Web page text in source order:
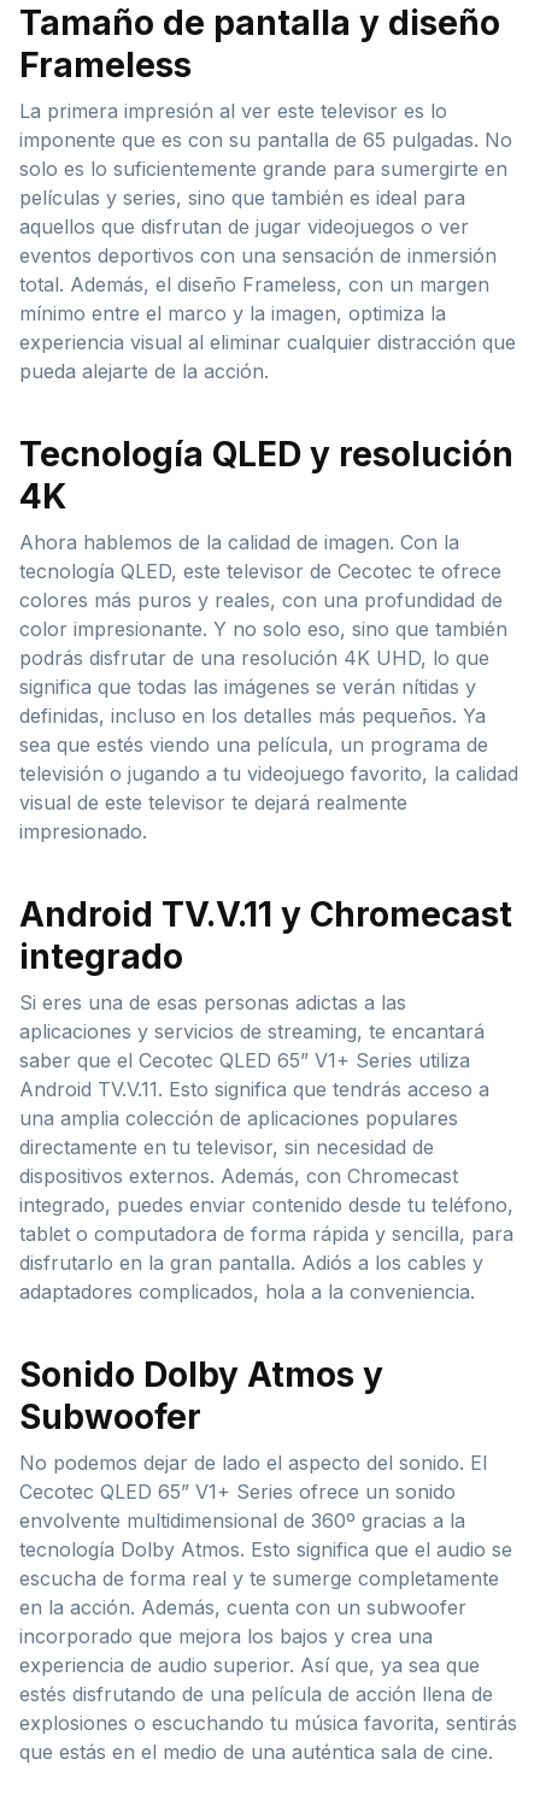
Tamaño de pantalla y diseño
Frameless
La primera impresión al ver este televisor es lo
imponente que es con su pantalla de 65 pulgadas. No
solo es lo suficientemente grande para sumergirte en
películas y series, sino que también es ideal para
aquellos que disfrutan de jugar videojuegos o ver
eventos deportivos con una sensación de inmersión
total. Además, el diseño Frameless, con un margen
mínimo entre el marco y la imagen, optimiza la
experiencia visual al eliminar cualquier distracción que
pueda alejarte de la acción.
Tecnología QLED y resolución
4K
Ahora hablemos de la calidad de imagen. Con la
tecnología QLED, este televisor de Cecotec te ofrece
colores más puros y reales, con una profundidad de
color impresionante. Y no solo eso, sino que también
podrás disfrutar de una resolución 4K UHD, lo que
significa que todas las imágenes se verán nítidas y
definidas, incluso en los detalles más pequeños. Ya
sea que estés viendo una película, un programa de
televisión o jugando a tu videojuego favorito, la calidad
visual de este televisor te dejará realmente
impresionado.
Android TV.V.11 y Chromecast
integrado
Si eres una de esas personas adictas a las
aplicaciones y servicios de streaming, te encantará
saber que el Cecotec QLED 65” V1+ Series utiliza
Android TV.V.11. Esto significa que tendrás acceso a
una amplia colección de aplicaciones populares
directamente en tu televisor, sin necesidad de
dispositivos externos. Además, con Chromecast
integrado, puedes enviar contenido desde tu teléfono,
tablet o computadora de forma rápida y sencilla, para
disfrutarlo en la gran pantalla. Adiós a los cables y
adaptadores complicados, hola a la conveniencia.
Sonido Dolby Atmos y
Subwoofer
No podemos dejar de lado el aspecto del sonido. El
Cecotec QLED 65” V1+ Series ofrece un sonido
envolvente multidimensional de 360º gracias a la
tecnología Dolby Atmos. Esto significa que el audio se
escucha de forma real y te sumerge completamente
en la acción. Además, cuenta con un subwoofer
incorporado que mejora los bajos y crea una
experiencia de audio superior. Así que, ya sea que
estés disfrutando de una película de acción llena de
explosiones o escuchando tu música favorita, sentirás
que estás en el medio de una auténtica sala de cine.